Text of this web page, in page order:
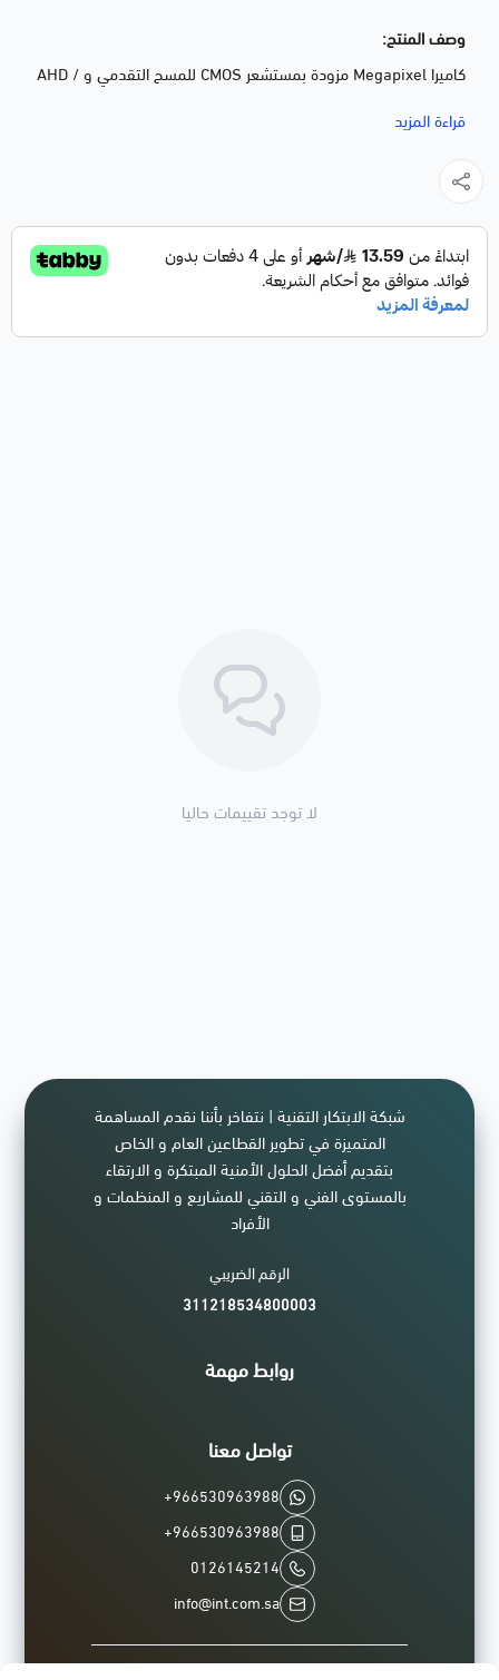
وصف المنتج:
كاميرا Megapixel مزودة بمستشعر CMOS للمسح التقدمي و AHD /
HD-CVI / HD-TVI / CVBS.
عالية الجودة.
Side view:
Mounting side view:
المميزات:
كاميرا بدقة 5 ميجا بكسل
تصوير عالي الجودة بدقة 5 ميجابكسل ، دقة 2560 × 1944
صورة الكاميرا عند الإضاءة الاصطناعية (حوالي 30 لوكس):
صورة الكاميرا في ظروف الليل مع إضاءة داخلية مدمجة بالأشعة تحت
الحمراء على:Camera:
صورة الكاميرا عند الضوء القوي المباشر المعاكس للكاميرا:
قراءة المزيد
لا توجد تقييمات حاليا
شبكة الابتكار التقنية | نتفاخر بأننا نقدم المساهمة
المتميزة في تطوير القطاعين العام و الخاص
بتقديم أفضل الحلول الأمنية المبتكرة و الارتقاء
بالمستوى الفني و التقني للمشاريع و المنظمات و
الأفراد
الرقم الضريبي
311218534800003
روابط مهمة
تواصل معنا
+966530963988
+966530963988
0126145214
info@int.com.sa